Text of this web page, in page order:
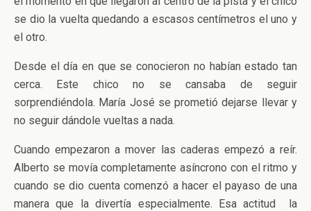
se dio la vuelta quedando a escasos centímetros el uno y
el otro.
Desde el día en que se conocieron no habían estado tan
cerca. Este chico no se cansaba de seguir
sorprendiéndola. María José se prometió dejarse llevar y
no seguir dándole vueltas a nada.
Cuando empezaron a mover las caderas empezó a reír.
Alberto se movía completamente asíncrono con el ritmo y
cuando se dio cuenta comenzó a hacer el payaso de una
manera que la divertía especialmente. Esa actitud la